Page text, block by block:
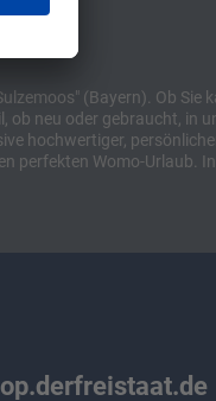
(Bayern). Ob Sie
ob neu oder gebraucht, in
hochwertiger,
perfekten Womo-Urlaub.